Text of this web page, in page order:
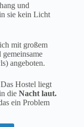
und
sie kein Licht
mit großem
angeboten.
Hostel liegt
die Nacht laut.
ein Problem